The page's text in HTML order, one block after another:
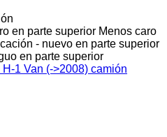
en parte superior Menos caro
- nuevo en parte superior
en parte superior